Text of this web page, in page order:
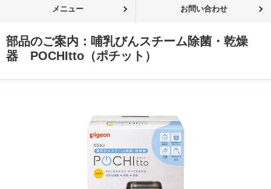
メニュー お問い合わせ
部品のご案内： 哺乳びんスチーム除菌・乾燥
器 POCHItto（ポチット）